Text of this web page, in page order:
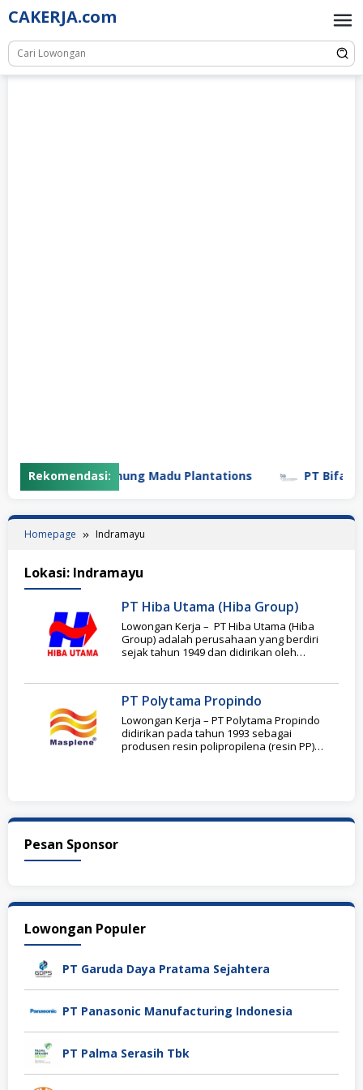
Skip
to
content
CAKERJA.com
Rekomendasi:PT Gunung Madu Plantations PT Bifarma
Homepage Indramayu
Lokasi: Indramayu
PT Hiba Utama (Hiba Group)
Lowongan Kerja – PT Hiba Utama (Hiba
Group) adalah perusahaan yang berdiri
sejak tahun 1949 dan didirikan oleh
PT Polytama Propindo
Lowongan Kerja – PT Polytama Propindo
didirikan pada tahun 1993 sebagai
produsen resin polipropilena (resin PP)
Pesan Sponsor
Lowongan Populer
PT Garuda Daya Pratama Sejahtera
PT Panasonic Manufacturing Indonesia
PT Palma Serasih Tbk